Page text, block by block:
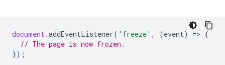
document .addEventListener( 'freeze' , (event) => {
// The page is now frozen.
});